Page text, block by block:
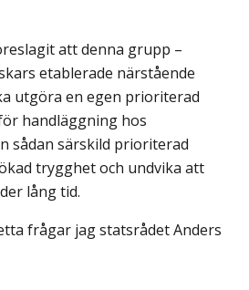
att denna grupp –
etablerade närstående
utgöra en egen prioriterad
handläggning hos
sådan särskild prioriterad
trygghet och undvika att
lång tid.
frågar jag statsrådet Anders